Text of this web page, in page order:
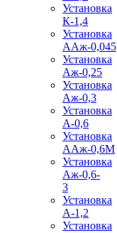
Установка
К-1,4
Установка
ААж-0,045
Установка
Аж-0,25
Установка
Аж-0,3
Установка
А-0,6
Установка
ААж-0,6М
Установка
Аж-0,6-
3
Установка
А-1,2
Установка